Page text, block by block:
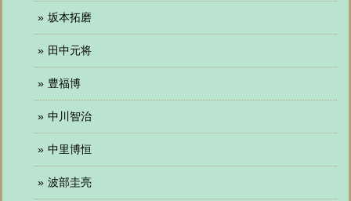
坂本拓磨
田中元将
豊福博
中川智治
中里博恒
波部圭亮